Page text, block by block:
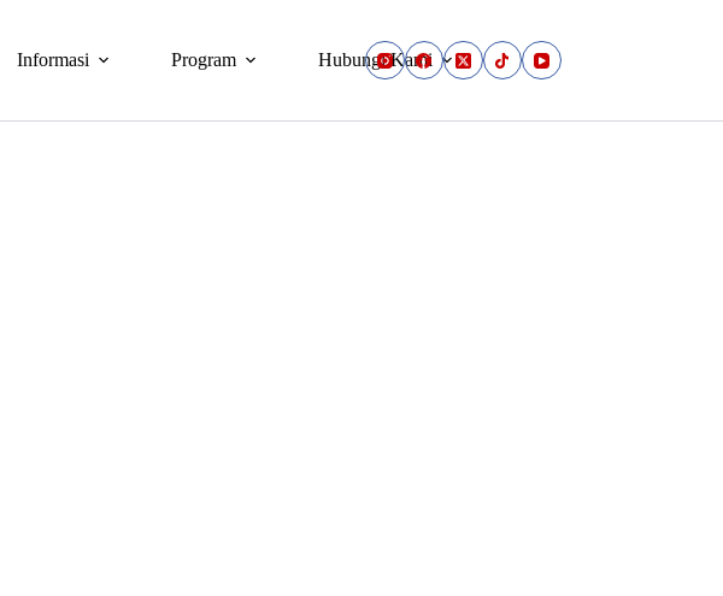
Informasi Program Hubungi Kami